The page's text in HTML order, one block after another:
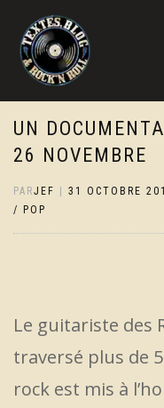
UN
26 NOVEMBRE
PARJEF 31 OCTOBRE
/ POP
Le guitariste des
traversé plus de
rock est mis à